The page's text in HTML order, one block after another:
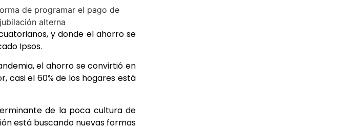
y donde el ahorro se
Ipsos.
el ahorro se convirtió en
casi el 60% de los hogares está
de la poca cultura de
está buscando nuevas formas